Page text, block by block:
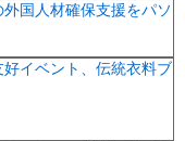
国人材確保支援をパソ
イベント、伝統衣料ブ